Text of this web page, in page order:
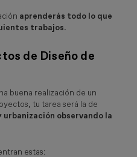
aprenderás todo lo que
trabajos.
de Diseño de
buena realización de un
tu tarea será la de
observando la
estas: